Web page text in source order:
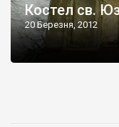
Костел св.
20 Березня, 2012